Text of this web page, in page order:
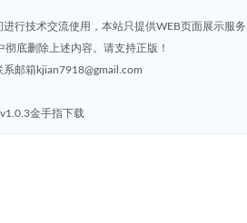
行技术交流使用，本站只提供WEB页面展示服
底删除上述内容。请支持正版！
邮箱kjian7918@gmail.com
金手指下载